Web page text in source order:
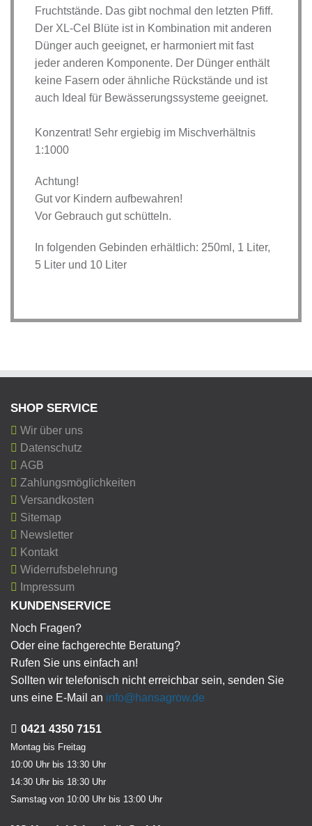
Fruchtstände. Das gibt nochmal den letzten Pfiff.
Der XL-Cel Blüte ist in Kombination mit anderen
Dünger auch geeignet, er harmoniert mit fast
jeder anderen Komponente. Der Dünger enthält
keine Fasern oder ähnliche Rückstände und ist
auch Ideal für Bewässerungssysteme geeignet.
Konzentrat! Sehr ergiebig im Mischverhältnis
1:1000
Achtung!
Gut vor Kindern aufbewahren!
Vor Gebrauch gut schütteln.
In folgenden Gebinden erhältlich: 250ml, 1 Liter,
5 Liter und 10 Liter
SHOP SERVICE
Wir über uns
Datenschutz
AGB
Zahlungsmöglichkeiten
Versandkosten
Sitemap
Newsletter
Kontakt
Widerrufsbelehrung
Impressum
KUNDENSERVICE
Noch Fragen?
Oder eine fachgerechte Beratung?
Rufen Sie uns einfach an!
Sollten wir telefonisch nicht erreichbar sein, senden Sie
uns eine E-Mail an info@hansagrow.de
0421 4350 7151
Montag bis Freitag
10:00 Uhr bis 13:30 Uhr
14:30 Uhr bis 18:30 Uhr
Samstag von 10:00 Uhr bis 13:00 Uhr